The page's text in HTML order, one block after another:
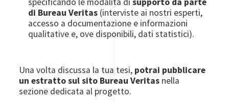
di Bureau Veritas (interviste ai nostri esperti,
accesso a documentazione e informazioni
qualitative e, ove disponibili, dati statistici).
Una volta discussa la tua tesi, potrai pubblicare
un estratto sul sito Bureau Veritas nella
sezione dedicata al progetto.